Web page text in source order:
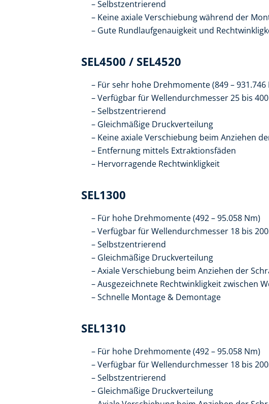
Selbstzentrierend
Keine axiale Verschiebung während der
Gute Rundlaufgenauigkeit und
SEL4500 / SEL4520
Für sehr hohe Drehmomente (849 – 931.746
Verfügbar für Wellendurchmesser 25 bis
Selbstzentrierend
Gleichmäßige Druckverteilung
Keine axiale Verschiebung beim Anziehen
Entfernung mittels Extraktionsfäden
Hervorragende Rechtwinkligkeit
SEL1300
Für hohe Drehmomente (492 – 95.058 Nm)
Verfügbar für Wellendurchmesser 18 bis
Selbstzentrierend
Gleichmäßige Druckverteilung
Axiale Verschiebung beim Anziehen der
Ausgezeichnete Rechtwinkligkeit zwischen
Schnelle Montage & Demontage
SEL1310
Für hohe Drehmomente (492 – 95.058 Nm)
Verfügbar für Wellendurchmesser 18 bis
Selbstzentrierend
Gleichmäßige Druckverteilung